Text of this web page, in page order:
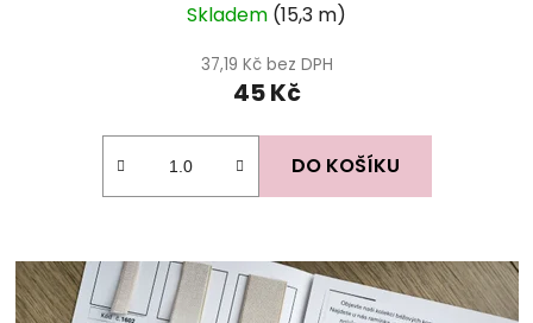
Skladem (15,3 m)
37,19 Kč bez DPH
45 Kč
DO KOŠÍKU